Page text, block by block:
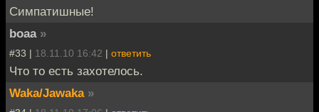
Симпатишные!
boaa »
#33 | 18.11.10 16:42 | ответить
Что то есть захотелось.
Waka/Jawaka »